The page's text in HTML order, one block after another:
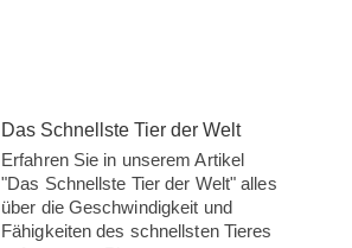
Das Schnellste Tier der Welt
Erfahren Sie in unserem Artikel
"Das Schnellste Tier der Welt" alles
über die Geschwindigkeit und
Fähigkeiten des schnellsten Tieres